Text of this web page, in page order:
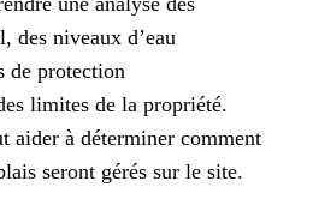
des niveaux d’eau
de protection
limites de la propriété.
aider à déterminer comment
seront gérés sur le site.